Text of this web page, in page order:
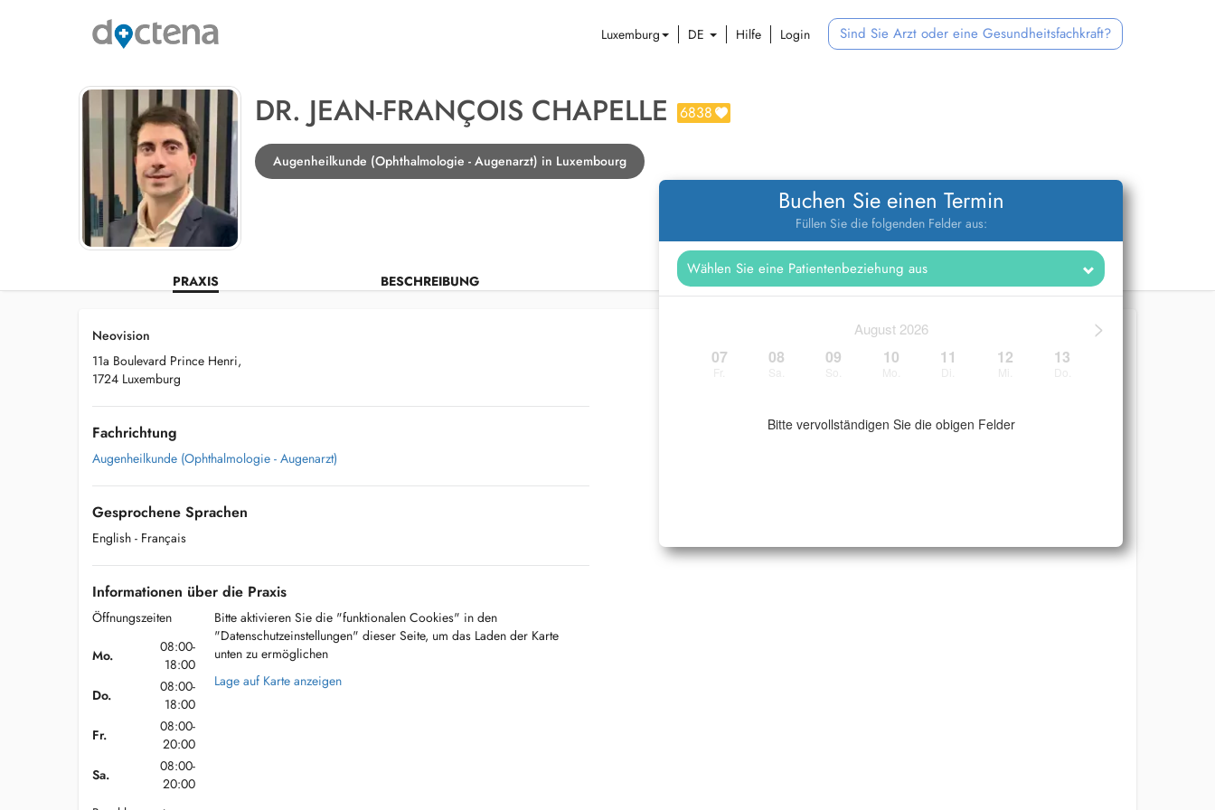
Luxemburg DE Hilfe Login Sind Sie Arzt oder eine Gesundheitsfachkraft?
DR. JEAN-FRANÇOIS CHAPELLE 6838
Augenheilkunde (Ophthalmologie - Augenarzt) in Luxembourg
PRAXIS BESCHREIBUNG
Buchen Sie einen Termin
Füllen Sie die folgenden Felder aus:
>
August 2026
07 08 09 10 11 12 13
Bitte vervollständigen Sie die obigen Felder
Neovision
11a Boulevard Prince Henri,
1724 Luxemburg
Fachrichtung
Augenheilkunde (Ophthalmologie - Augenarzt)
Gesprochene Sprachen
English - Français
Informationen über die Praxis
Öffnungszeiten
Mo.
08:00-
18:00
Do.
08:00-
18:00
Fr.
08:00-
20:00
Sa.
08:00-
20:00
Bitte aktivieren Sie die "funktionalen Cookies" in den
"Datenschutzeinstellungen" dieser Seite, um das Laden der Karte
unten zu ermöglichen
Lage auf Karte anzeigen